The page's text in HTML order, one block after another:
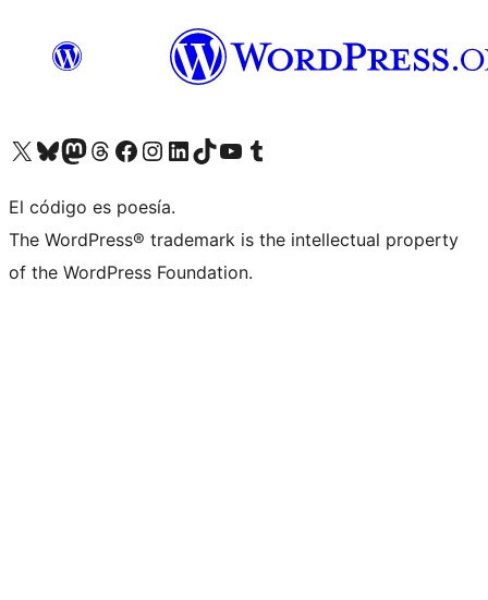
Visitá nuestra cuenta de X (anteriormente Twitter)
Visitá nuestra cuenta de Bluesky
Visitá nuestra cuenta de Mastodon
Visitá nuestra cuenta de Threads
Visitá nuestra página de Facebook
Visitá nuestra cuenta de Instagram
Visitá nuestra cuenta de LinkedIn
Visitá nuestra cuenta de TikTok
Visitá nuestro canal de YouTube
Visitá nuestra cuenta de Tumblr
El código es poesía.
The WordPress® trademark is the intellectual property
of the WordPress Foundation.